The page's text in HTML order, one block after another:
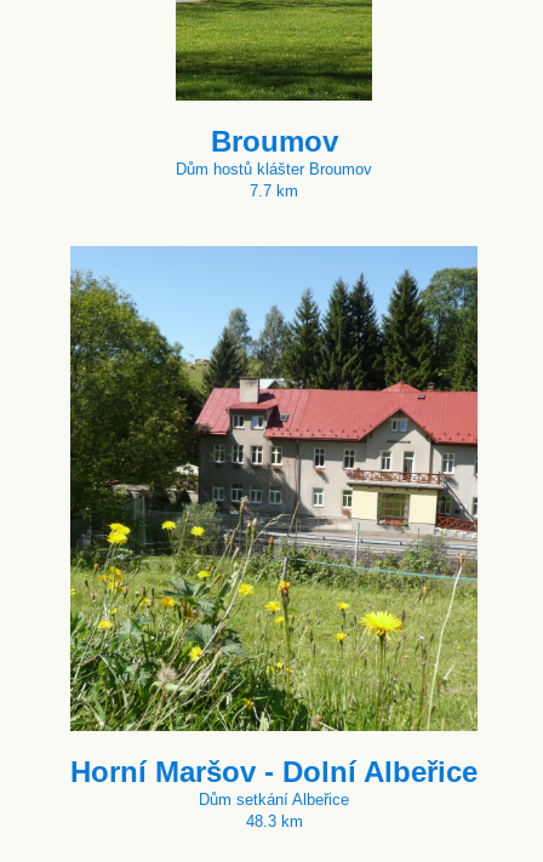
Broumov
Dům hostů klášter Broumov
7.7 km
Horní Maršov - Dolní Albeřice
Dům setkání Albeřice
48.3 km